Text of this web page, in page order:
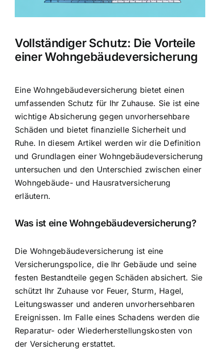
Weitere Tarifvergleiche
Vollständiger Schutz: Die Vorteile
einer Wohngebäudeversicherung
Eine Wohngebäudeversicherung bietet einen
umfassenden Schutz für Ihr Zuhause. Sie ist eine
wichtige Absicherung gegen unvorhersehbare
Schäden und bietet finanzielle Sicherheit und
Ruhe. In diesem Artikel werden wir die Definition
und Grundlagen einer Wohngebäudeversicherung
untersuchen und den Unterschied zwischen einer
Wohngebäude- und Hausratversicherung
erläutern.
Was ist eine Wohngebäudeversicherung?
Die Wohngebäudeversicherung ist eine
Versicherungspolice, die Ihr Gebäude und seine
festen Bestandteile gegen Schäden absichert. Sie
schützt Ihr Zuhause vor Feuer, Sturm, Hagel,
Leitungswasser und anderen unvorhersehbaren
Ereignissen. Im Falle eines Schadens werden die
Reparatur- oder Wiederherstellungskosten von
der Versicherung erstattet.